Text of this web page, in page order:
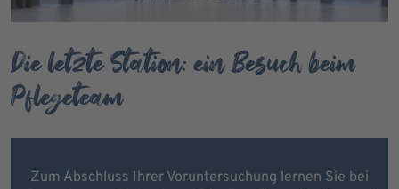
Die letzte Station: ein Besuch beim
Pflegeteam
Zum Abschluss Ihrer Voruntersuchung lernen Sie bei